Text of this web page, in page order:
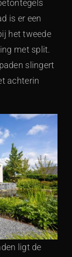
is er een
het tweede
met split.
slingert
achterin
ligt de